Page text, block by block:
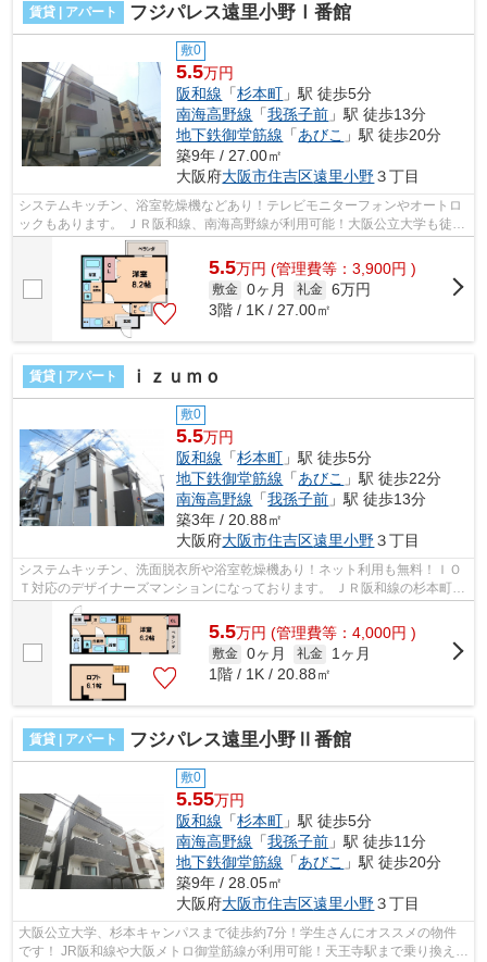
賃貸 | アパート フジパレス遠里小野Ⅰ番館
敷0
5.5万円
阪和線 「杉本町 」駅 徒歩5分
南海高野線 「我孫子前 」駅 徒歩13分
地下鉄御堂筋線 「あびこ 」駅 徒歩20分
築9年 / 27.00㎡
大阪府大阪市住吉区遠里小野３丁目
システムキッチン、浴室乾燥機などあり！テレビモニターフォンやオートロ
ックもあります。 ＪＲ阪和線、南海高野線が利用可能！大阪公立大学も徒歩
圏内になっております。 ■□■□■□■□■...
5.5万円 (管理費等：3,900円 )
敷金 0ヶ月 礼金 6万円
3階 / 1K / 27.00㎡
賃貸 | アパート ｉｚｕｍｏ
敷0
5.5万円
阪和線 「杉本町 」駅 徒歩5分
地下鉄御堂筋線 「あびこ 」駅 徒歩22分
南海高野線 「我孫子前 」駅 徒歩13分
築3年 / 20.88㎡
大阪府大阪市住吉区遠里小野３丁目
システムキッチン、洗面脱衣所や浴室乾燥機あり！ネット利用も無料！ＩＯ
Ｔ対応のデザイナーズマンションになっております。 ＪＲ阪和線の杉本町駅
すぐ！スーパーも近くにあります。 ...
5.5万円 (管理費等：4,000円 )
敷金 0ヶ月 礼金
1ヶ月
1階 / 1K / 20.88㎡
賃貸 | アパート フジパレス遠里小野Ⅱ番館
敷0
5.55万円
阪和線 「杉本町 」駅 徒歩5分
南海高野線 「我孫子前 」駅 徒歩11分
地下鉄御堂筋線 「あびこ 」駅 徒歩20分
築9年 / 28.05㎡
大阪府大阪市住吉区遠里小野３丁目
大阪公立大学、杉本キャンパスまで徒歩約7分！学生さんにオススメの物件
です！ JR阪和線や大阪メトロ御堂筋線が利用可能！天王寺駅まで乗り換えな